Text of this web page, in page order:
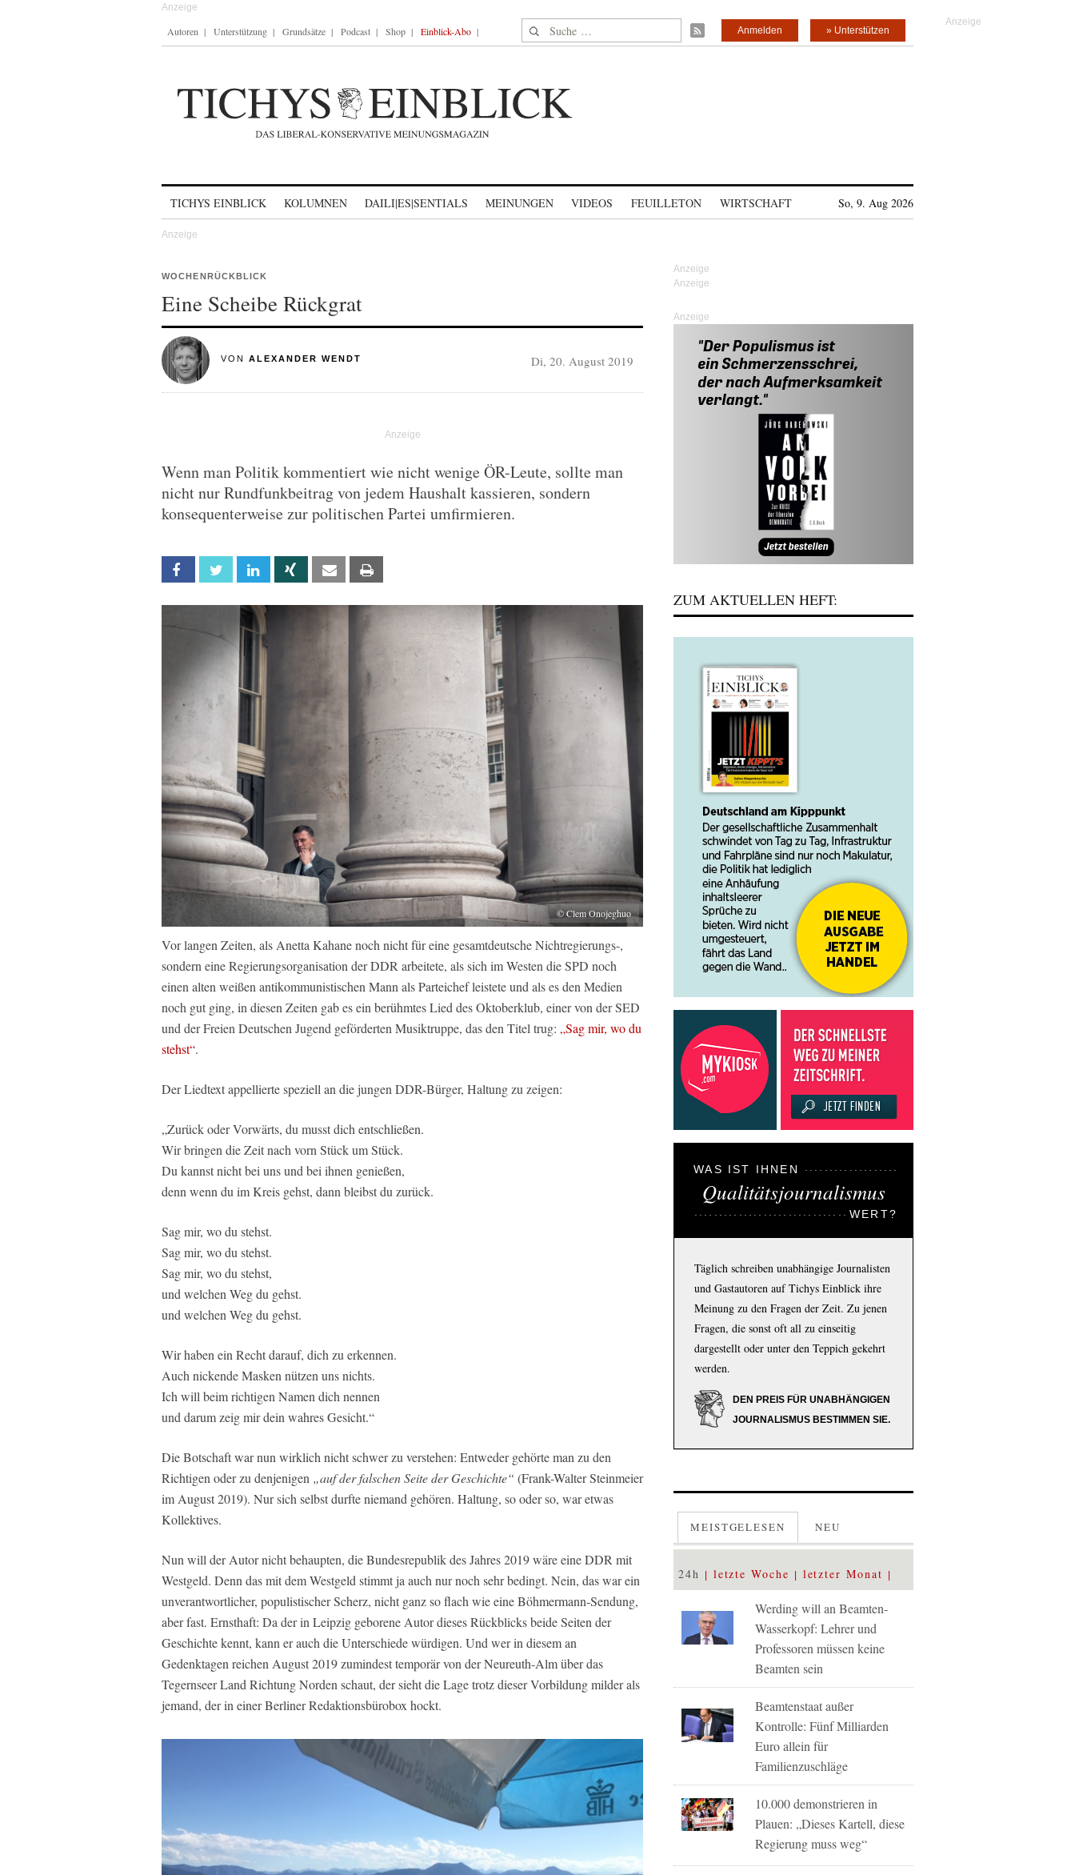
Autoren Unterstützung Grundsätze Podcast Shop Einblick-Abo Suche nach: » Unterstützen
Anmelden
TICHYS EINBLICK KOLUMNEN DAILI|ES|SENTIALS MEINUNGEN VIDEOS FEUILLETON WIRTSCHAFT So, 9. Aug 2026
WOCHENRÜCKBLICK
Eine Scheibe Rückgrat
VON ALEXANDER WENDT Di, 20. August 2019
Wenn man Politik kommentiert wie nicht wenige ÖR-Leute, sollte man
nicht nur Rundfunkbeitrag von jedem Haushalt kassieren, sondern
konsequenterweise zur politischen Partei umfirmieren.
Facebook Twitter Linkedin Xing Email
© Clem Onojeghuo
Vor langen Zeiten, als Anetta Kahane noch nicht für eine gesamtdeutsche Nichtregierungs-,
sondern eine Regierungsorganisation der DDR arbeitete, als sich im Westen die SPD noch
einen alten weißen antikommunistischen Mann als Parteichef leistete und als es den Medien
noch gut ging, in diesen Zeiten gab es ein berühmtes Lied des Oktoberklub, einer von der SED
und der Freien Deutschen Jugend geförderten Musiktruppe, das den Titel trug: „Sag mir, wo du
stehst“.
Der Liedtext appellierte speziell an die jungen DDR-Bürger, Haltung zu zeigen:
„Zurück oder Vorwärts, du musst dich entschließen.
Wir bringen die Zeit nach vorn Stück um Stück.
Du kannst nicht bei uns und bei ihnen genießen,
denn wenn du im Kreis gehst, dann bleibst du zurück.
Sag mir, wo du stehst.
Sag mir, wo du stehst.
Sag mir, wo du stehst,
und welchen Weg du gehst.
und welchen Weg du gehst.
Wir haben ein Recht darauf, dich zu erkennen.
Auch nickende Masken nützen uns nichts.
Ich will beim richtigen Namen dich nennen
und darum zeig mir dein wahres Gesicht.“
Die Botschaft war nun wirklich nicht schwer zu verstehen: Entweder gehörte man zu den
Richtigen oder zu denjenigen „auf der falschen Seite der Geschichte“ (Frank-Walter Steinmeier
im August 2019). Nur sich selbst durfte niemand gehören. Haltung, so oder so, war etwas
Kollektives.
Nun will der Autor nicht behaupten, die Bundesrepublik des Jahres 2019 wäre eine DDR mit
Westgeld. Denn das mit dem Westgeld stimmt ja auch nur noch sehr bedingt. Nein, das war ein
unverantwortlicher, populistischer Scherz, nicht ganz so flach wie eine Böhmermann-Sendung,
aber fast. Ernsthaft: Da der in Leipzig geborene Autor dieses Rückblicks beide Seiten der
Geschichte kennt, kann er auch die Unterschiede würdigen. Und wer in diesem an
Gedenktagen reichen August 2019 zumindest temporär von der Neureuth-Alm über das
Tegernseer Land Richtung Norden schaut, der sieht die Lage trotz dieser Vorbildung milder als
jemand, der in einer Berliner Redaktionsbürobox hockt.
Anzeige
ZUM AKTUELLEN HEFT:
WAS IST IHNEN
Qualitätsjournalismus
WERT?
Täglich schreiben unabhängige Journalisten
und Gastautoren auf Tichys Einblick ihre
Meinung zu den Fragen der Zeit. Zu jenen
Fragen, die sonst oft all zu einseitig
dargestellt oder unter den Teppich gekehrt
werden.
DEN PREIS FÜR UNABHÄNGIGEN
JOURNALISMUS BESTIMMEN SIE.
MEISTGELESEN NEU
24h letzte Woche letzter Monat
Werding will an Beamten-
Wasserkopf: Lehrer und
Professoren müssen keine
Beamten sein
Beamtenstaat außer
Kontrolle: Fünf Milliarden
Euro allein für
Familienzuschläge
10.000 demonstrieren in
Plauen: „Dieses Kartell, diese
Regierung muss weg“